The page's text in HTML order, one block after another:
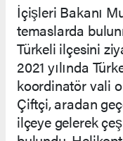
İçişleri Bakanı
temaslarda
Türkeli ilçesini
2021 yılında
koordinatör vali
Çiftçi, aradan
ilçeye gelerek